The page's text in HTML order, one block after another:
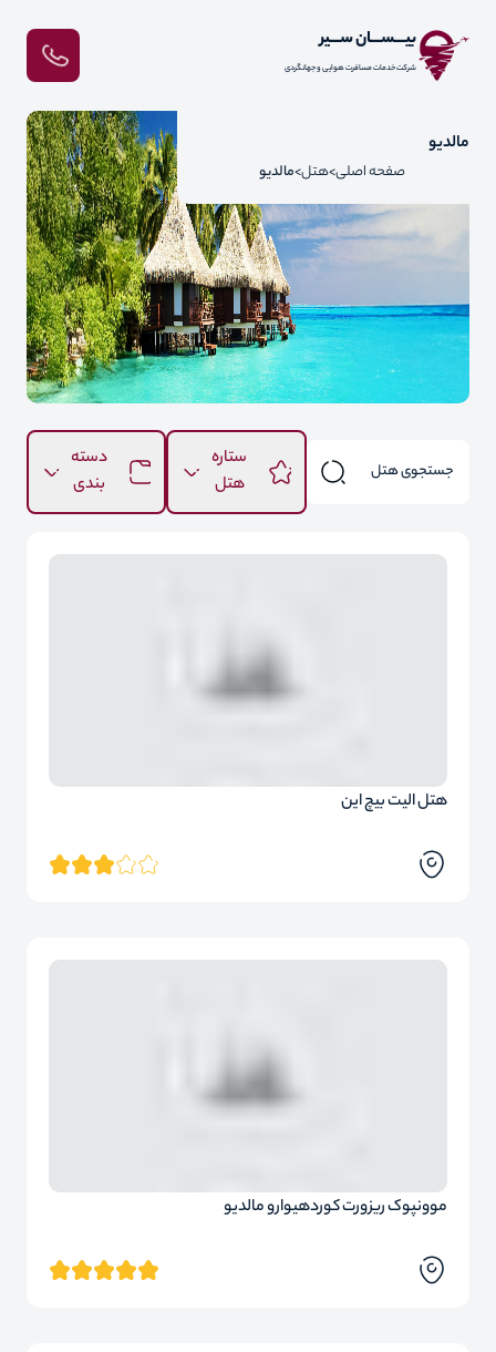
بیـــســـان ســـیر
شرکت خدمات مسافرت هوایی و جهانگردی
مالدیو
صفحه اصلی هتل مالدیو
ستاره
هتل
دسته
بندی
هتل الیت بیچ این
موونپوک ریزورت کوردهیوارو مالدیو